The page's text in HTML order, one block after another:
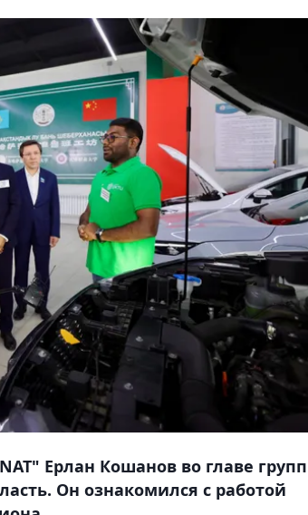
Ерлан Кошанов во главе
Он ознакомился с работой